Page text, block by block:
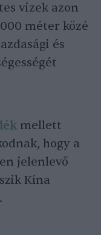
vizek azon
méter közé
és
mellett
hogy a
jelenlevő
Kína